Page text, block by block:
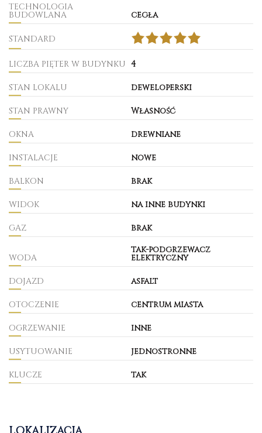
TECHNOLOGIA
BUDOWLANA cegła
STANDARD
LICZBA PIĘTER W BUDYNKU 4
STAN LOKALU deweloperski
STAN PRAWNY Własność
OKNA drewniane
INSTALACJE nowe
BALKON brak
WIDOK na inne budynki
GAZ brak
WODA
tak-podgrzewacz
elektryczny
DOJAZD asfalt
OTOCZENIE centrum miasta
OGRZEWANIE inne
USYTUOWANIE jednostronne
KLUCZE tak